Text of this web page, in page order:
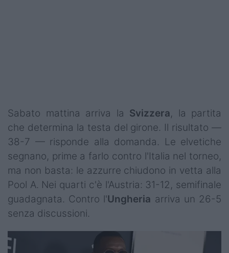
Sabato mattina arriva la Svizzera, la partita
che determina la testa del girone. Il risultato —
38-7 — risponde alla domanda. Le elvetiche
segnano, prime a farlo contro l'Italia nel torneo,
ma non basta: le azzurre chiudono in vetta alla
Pool A. Nei quarti c'è l'Austria: 31-12, semifinale
guadagnata. Contro l'Ungheria arriva un 26-5
senza discussioni.